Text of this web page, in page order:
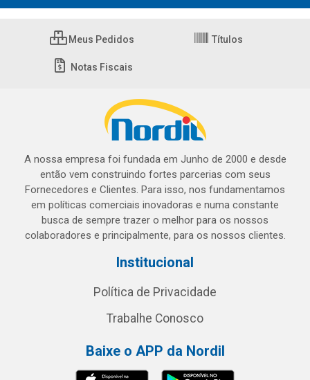
Meus Pedidos Títulos
Notas Fiscais
A nossa empresa foi fundada em Junho de 2000 e desde
então vem construindo fortes parcerias com seus
Fornecedores e Clientes. Para isso, nos fundamentamos
em políticas comerciais inovadoras e numa constante
busca de sempre trazer o melhor para os nossos
colaboradores e principalmente, para os nossos clientes.
Institucional
Política de Privacidade
Trabalhe Conosco
Baixe o APP da Nordil